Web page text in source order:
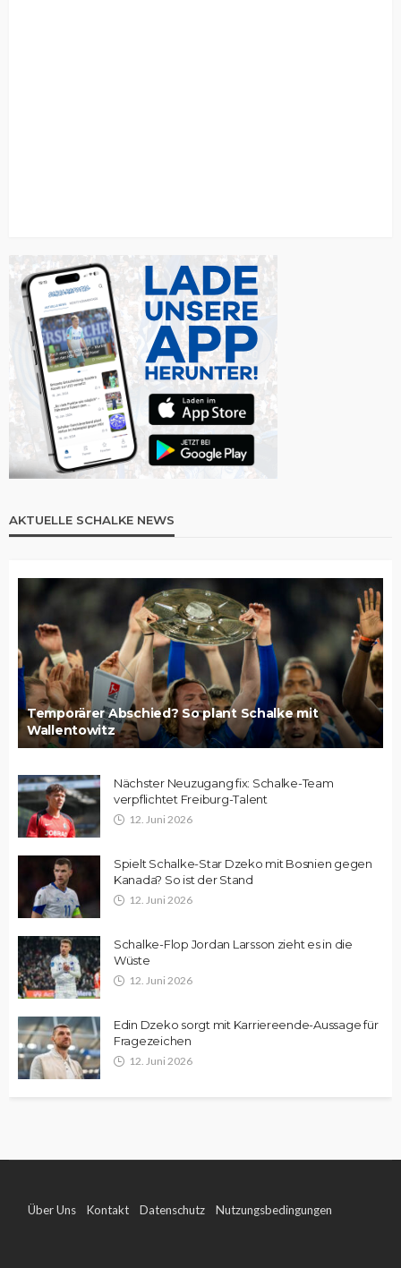
AKTUELLE SCHALKE NEWS
Temporärer Abschied? So plant Schalke mit
Wallentowitz
Nächster Neuzugang fix: Schalke-Team
verpflichtet Freiburg-Talent
12. Juni 2026
Spielt Schalke-Star Dzeko mit Bosnien gegen
Kanada? So ist der Stand
12. Juni 2026
Schalke-Flop Jordan Larsson zieht es in die
Wüste
12. Juni 2026
Edin Dzeko sorgt mit Karriereende-Aussage für
Fragezeichen
12. Juni 2026
Über Uns Kontakt Datenschutz Nutzungsbedingungen